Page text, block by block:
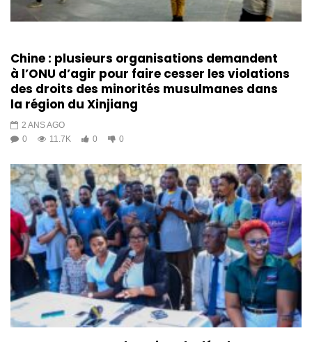
Chine : plusieurs organisations demandent
à l’ONU d’agir pour faire cesser les violations
des droits des minorités musulmanes dans
la région du Xinjiang
2 ANS AGO
0
11.7K 0 0